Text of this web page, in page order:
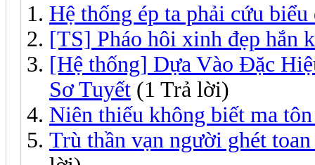
Hệ thống ép ta phải cứu
[TS] Pháo hôi xinh đẹp hắn
[Hệ thống] Dựa Vào Đặc
Sơ Tuyết (1 Trả lời)
Niên thiếu không biết ma
Trù thần vạn người ghét